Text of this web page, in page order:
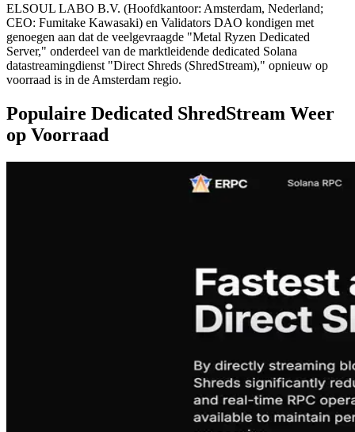
ELSOUL LABO B.V. (Hoofdkantoor: Amsterdam, Nederland;
CEO: Fumitake Kawasaki) en Validators DAO kondigen met
genoegen aan dat de veelgevraagde "Metal Ryzen Dedicated
Server," onderdeel van de marktleidende dedicated Solana
datastreamingdienst "Direct Shreds (ShredStream)," opnieuw op
voorraad is in de Amsterdam regio.
Populaire Dedicated ShredStream Weer
op Voorraad